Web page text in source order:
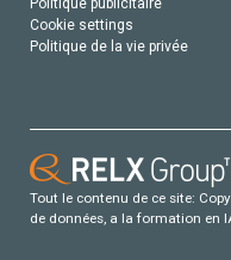
Politique publicitaire
Cookie settings
Politique de la vie privée
Tout le contenu de ce site:
de données, a la formation en